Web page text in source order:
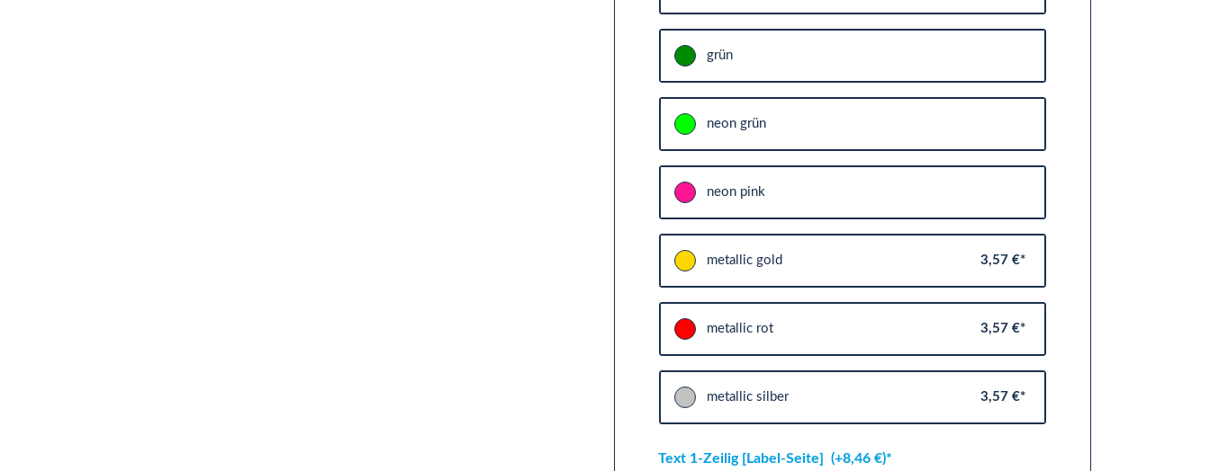
grün
neon grün
neon pink
metallic gold 3,57 €*
metallic rot 3,57 €*
metallic silber 3,57 €*
Text 1-Zeilig [Label-Seite] (+8,46 €)*